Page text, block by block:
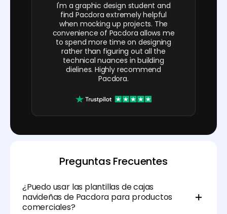
I'm a graphic design student and
find Pacdora extremely helpful
when mocking up projects. The
convenience of Pacdora allows me
to spend more time on designing
rather than figuring out all the
technical nuances in building
dielines. Highly recommend
Pacdora.
Preguntas Frecuentes
¿Puedo usar las plantillas de cajas
navideñas de Pacdora para productos
comerciales?